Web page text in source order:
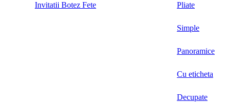
Invitatii Botez Fete Pliate
Simple
Panoramice
Cu eticheta
Decupate